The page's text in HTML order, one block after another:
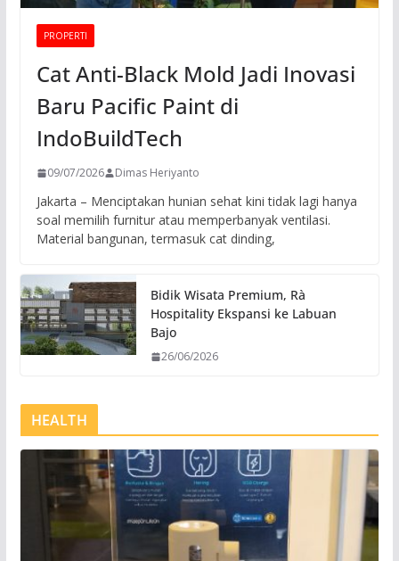
PROPERTI
Cat Anti-Black Mold Jadi Inovasi
Baru Pacific Paint di
IndoBuildTech
09/07/2026 Dimas Heriyanto
Jakarta – Menciptakan hunian sehat kini tidak lagi hanya
soal memilih furnitur atau memperbanyak ventilasi.
Material bangunan, termasuk cat dinding,
Bidik Wisata Premium, Rà
Hospitality Ekspansi ke Labuan
Bajo
26/06/2026
HEALTH